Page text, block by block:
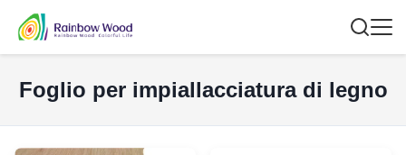
Foglio per impiallacciatura di legno